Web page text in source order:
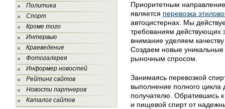
Политика
Спорт
Кроме того
Интервью
Краеведение
Фотогалерея
Информер новостей
Рейтинг сайтов
Новости партнеров
Каталог сайтов
Приоритетным
является перевозка
автоцистернах. Мы
требованиям действующих
внимание уделяем
Создаем новые уникальные
рыночным спросом.
Занимаясь перевозкой
выполнение полного цикла
получателю. Обратившись
и пищевой спирт от